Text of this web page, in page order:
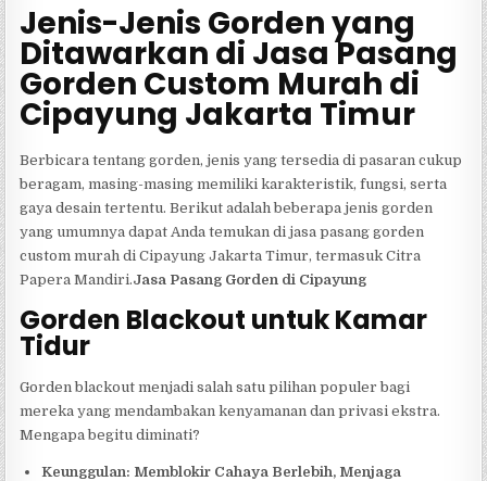
Jenis-Jenis Gorden yang
Ditawarkan di Jasa Pasang
Gorden Custom Murah di
Cipayung Jakarta Timur
Berbicara tentang gorden, jenis yang tersedia di pasaran cukup
beragam, masing-masing memiliki karakteristik, fungsi, serta
gaya desain tertentu. Berikut adalah beberapa jenis gorden
yang umumnya dapat Anda temukan di jasa pasang gorden
custom murah di Cipayung Jakarta Timur, termasuk Citra
Papera Mandiri.Jasa Pasang Gorden di Cipayung
Gorden Blackout untuk Kamar
Tidur
Gorden blackout menjadi salah satu pilihan populer bagi
mereka yang mendambakan kenyamanan dan privasi ekstra.
Mengapa begitu diminati?
Keunggulan: Memblokir Cahaya Berlebih, Menjaga